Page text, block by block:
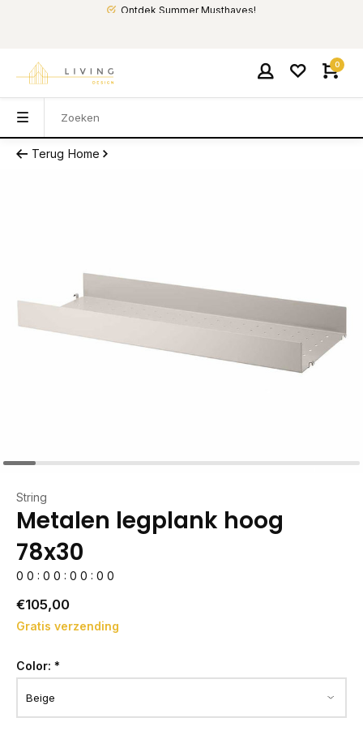
Ontdek Summer Musthaves!
0
Terug Home
String
Metalen legplank hoog
78x30
0 0 : 0 0 : 0 0 : 0 0
€105,00
Gratis verzending
Color: *